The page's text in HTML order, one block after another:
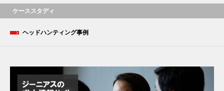
ケーススタディ
ヘッドハンティング事例